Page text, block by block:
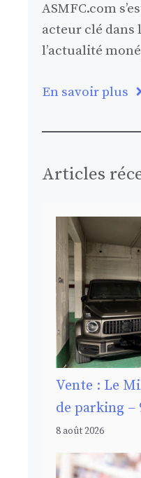
ASMFC.com
acteur clé dans
l’actualité
En savoir plus
Articles
Vente : Le
de parking –
8 août 2026